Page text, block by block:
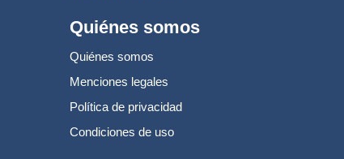
Quiénes somos
Quiénes somos
Menciones legales
Política de privacidad
Condiciones de uso